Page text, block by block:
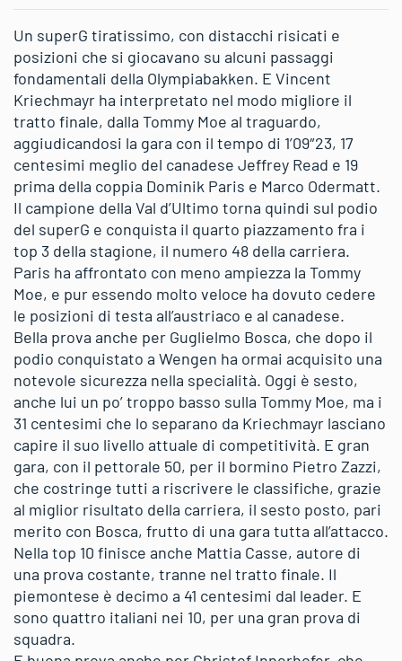
Un superG tiratissimo, con distacchi risicati e
posizioni che si giocavano su alcuni passaggi
fondamentali della Olympiabakken. E Vincent
Kriechmayr ha interpretato nel modo migliore il
tratto finale, dalla Tommy Moe al traguardo,
aggiudicandosi la gara con il tempo di 1’09″23, 17
centesimi meglio del canadese Jeffrey Read e 19
prima della coppia Dominik Paris e Marco Odermatt.
Il campione della Val d’Ultimo torna quindi sul podio
del superG e conquista il quarto piazzamento fra i
top 3 della stagione, il numero 48 della carriera.
Paris ha affrontato con meno ampiezza la Tommy
Moe, e pur essendo molto veloce ha dovuto cedere
le posizioni di testa all’austriaco e al canadese.
Bella prova anche per Guglielmo Bosca, che dopo il
podio conquistato a Wengen ha ormai acquisito una
notevole sicurezza nella specialità. Oggi è sesto,
anche lui un po’ troppo basso sulla Tommy Moe, ma i
31 centesimi che lo separano da Kriechmayr lasciano
capire il suo livello attuale di competitività. E gran
gara, con il pettorale 50, per il bormino Pietro Zazzi,
che costringe tutti a riscrivere le classifiche, grazie
al miglior risultato della carriera, il sesto posto, pari
merito con Bosca, frutto di una gara tutta all’attacco.
Nella top 10 finisce anche Mattia Casse, autore di
una prova costante, tranne nel tratto finale. Il
piemontese è decimo a 41 centesimi dal leader. E
sono quattro italiani nei 10, per una gran prova di
squadra.